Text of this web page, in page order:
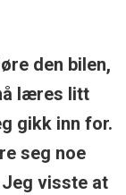
den bilen,
læres litt
gikk inn for.
seg noe
visste at